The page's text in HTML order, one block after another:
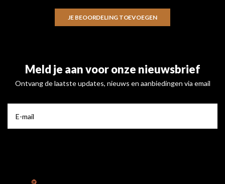
JE BEOORDELING TOEVOEGEN
Meld je aan voor onze nieuwsbrief
Ontvang de laatste updates, nieuws en aanbiedingen via email